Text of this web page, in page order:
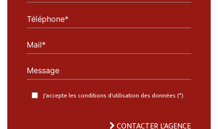
Téléphone*
Mail*
Message
J'accepte les conditions d'utilisation des données (*)